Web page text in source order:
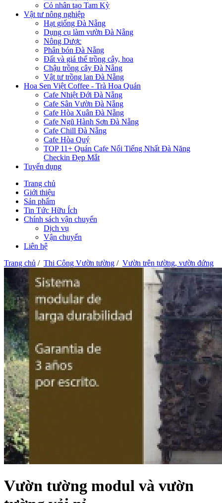
Cỏ nhân tạo Tam Kỳ
Vật tư nông nghiệp
Hạt giống Đà Nẵng
Dụng cụ làm vườn Đà Nẵng
Nông Dược
Phân bón Đà Nẵng
Đất và giá thể trồng cây, hoa
Chậu trồng cây Đà Nẵng
Vật tư trồng lan Đà Nẵng
Hoa Sen Việt Coffee - Trà Hoa Quán
Cafe Nhiệt Đới Đà Nẵng
Cafe Sân Vườn Đà Nẵng
Cafe Hòa Xuân Đà Nẵng
Cafe Ngũ Hành Sơn Đà Nẵng
Cafe Chill Đà Nẵng
Cafe Hòa Quý
TOP 11+ Quán Cafe Nổi Tiếng Nhất Đà Năng
Checkin Đẹp Mắt
Tuyển dụng
Trang chủ
Giới thiệu
Sản phẩm
Tin Tức Hữu Ích
Chính sách vận chuyển
Dịch vụ
Vận chuyển
Liên hệ
Trang chủ / Thi Công Vườn tường / Vườn trên tường, vườn đứng
Vườn tường modul và vườn